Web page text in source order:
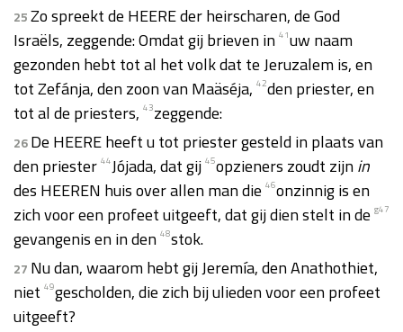
25Zo spreekt de HEERE der heirscharen, de God
Israëls, zeggende: Omdat gij brieven in 41uw naam
gezonden hebt tot al het volk dat te Jeruzalem is, en
tot Zefánja, den zoon van Maäséja, 42den priester, en
tot al de priesters, 43zeggende:
26De HEERE heeft u tot priester gesteld in plaats van
den priester 44Jójada, dat gij 45opzieners zoudt zijnin
des HEEREN huis over allen man die 46onzinnig is en
zich voor een profeet uitgeeft, dat gij dien stelt in de g47
gevangenis en in den 48stok.
27 Nu dan, waarom hebt gij Jeremía, den Anathothiet,
niet 49gescholden, die zich bij ulieden voor een profeet
uitgeeft?